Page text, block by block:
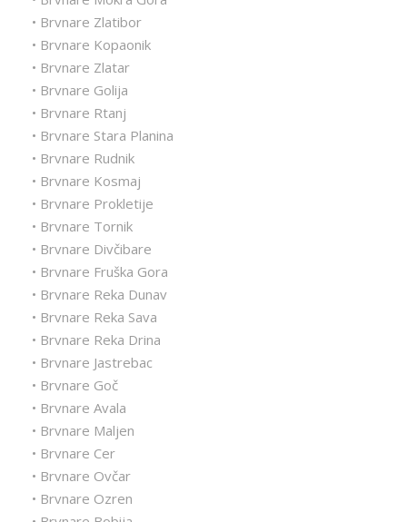
• Brvnare Zlatibor
• Brvnare Kopaonik
• Brvnare Zlatar
• Brvnare Golija
• Brvnare Rtanj
• Brvnare Stara Planina
• Brvnare Rudnik
• Brvnare Kosmaj
• Brvnare Prokletije
• Brvnare Tornik
• Brvnare Divčibare
• Brvnare Fruška Gora
• Brvnare Reka Dunav
• Brvnare Reka Sava
• Brvnare Reka Drina
• Brvnare Jastrebac
• Brvnare Goč
• Brvnare Avala
• Brvnare Maljen
• Brvnare Cer
• Brvnare Ovčar
• Brvnare Ozren